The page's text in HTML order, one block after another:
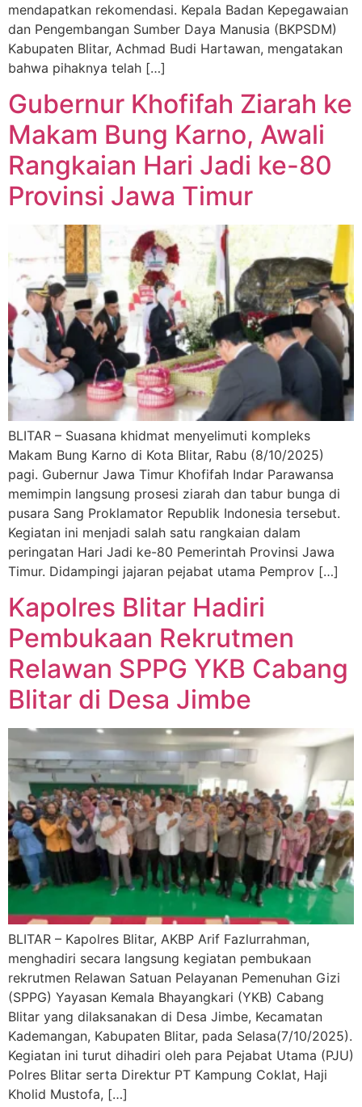
mendapatkan rekomendasi. Kepala Badan Kepegawaian
dan Pengembangan Sumber Daya Manusia (BKPSDM)
Kabupaten Blitar, Achmad Budi Hartawan, mengatakan
bahwa pihaknya telah […]
Gubernur Khofifah Ziarah ke
Makam Bung Karno, Awali
Rangkaian Hari Jadi ke-80
Provinsi Jawa Timur
BLITAR – Suasana khidmat menyelimuti kompleks
Makam Bung Karno di Kota Blitar, Rabu (8/10/2025)
pagi. Gubernur Jawa Timur Khofifah Indar Parawansa
memimpin langsung prosesi ziarah dan tabur bunga di
pusara Sang Proklamator Republik Indonesia tersebut.
Kegiatan ini menjadi salah satu rangkaian dalam
peringatan Hari Jadi ke-80 Pemerintah Provinsi Jawa
Timur. Didampingi jajaran pejabat utama Pemprov […]
Kapolres Blitar Hadiri
Pembukaan Rekrutmen
Relawan SPPG YKB Cabang
Blitar di Desa Jimbe
BLITAR – Kapolres Blitar, AKBP Arif Fazlurrahman,
menghadiri secara langsung kegiatan pembukaan
rekrutmen Relawan Satuan Pelayanan Pemenuhan Gizi
(SPPG) Yayasan Kemala Bhayangkari (YKB) Cabang
Blitar yang dilaksanakan di Desa Jimbe, Kecamatan
Kademangan, Kabupaten Blitar, pada Selasa(7/10/2025).
Kegiatan ini turut dihadiri oleh para Pejabat Utama (PJU)
Polres Blitar serta Direktur PT Kampung Coklat, Haji
Kholid Mustofa, […]